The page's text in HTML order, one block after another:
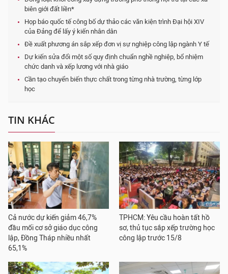
biên giới đất liền*
Họp báo quốc tế công bố dự thảo các văn kiện trình Đại hội XIV
của Đảng để lấy ý kiến nhân dân
Đề xuất phương án sắp xếp đơn vị sự nghiệp công lập ngành Y tế
Dự kiến sửa đổi một số quy định chuẩn nghề nghiệp, bổ nhiệm
chức danh và xếp lương với nhà giáo
Cần tạo chuyển biến thực chất trong từng nhà trường, từng lớp
học
TIN KHÁC
Cả nước dự kiến giảm 46,7%
đầu mối cơ sở giáo dục công
lập, Đồng Tháp nhiều nhất
65,1%
TPHCM: Yêu cầu hoàn tất hồ
sơ, thủ tục sắp xếp trường học
công lập trước 15/8